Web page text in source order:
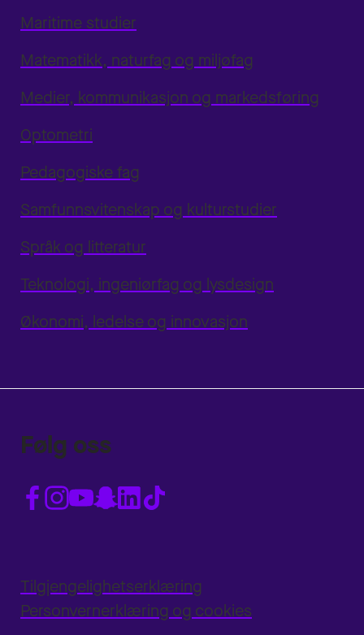
Maritime studier
Matematikk, naturfag og miljøfag
Medier, kommunikasjon og markedsføring
Optometri
Pedagogiske fag
Samfunnsvitenskap og kulturstudier
Språk og litteratur
Teknologi, ingeniørfag og lysdesign
Økonomi, ledelse og innovasjon
Følg oss
Tilgjengelighetserklæring
Personvernerklæring og cookies